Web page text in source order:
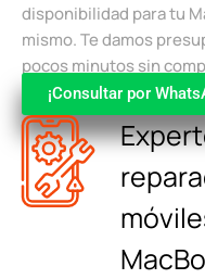
disponibilidad para tu
mismo. Te damos
pocos minutos sin
¡Consultar por